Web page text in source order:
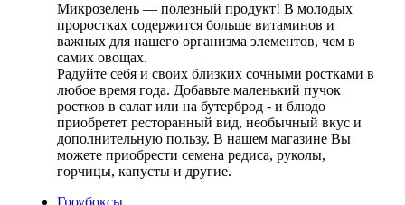
Микрозелень — полезный продукт! В молодых
проростках содержится больше витаминов и
важных для нашего организма элементов, чем в
самих овощах.
Радуйте себя и своих близких сочными ростками в
любое время года. Добавьте маленький пучок
ростков в салат или на бутерброд - и блюдо
приобретет ресторанный вид, необычный вкус и
дополнительную пользу. В нашем магазине Вы
можете приобрести семена редиса, руколы,
горчицы, капусты и другие.
Гроубоксы